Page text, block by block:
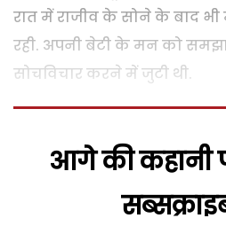
रात में राजीव के सोने के बाद
रही. अपनी बेटी के मन को
सोचविचार करने में जुटी थी.
आगे की कहानी